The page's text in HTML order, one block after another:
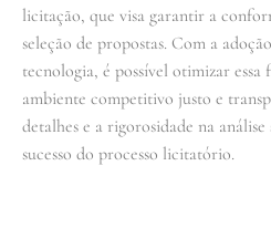
licitação, que visa garantir a
seleção de propostas. Com a
tecnologia, é possível otimizar essa
ambiente competitivo justo e
detalhes e a rigorosidade na
sucesso do processo licitatório.